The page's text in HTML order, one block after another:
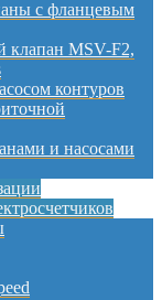
с фланцевым
клапан MSV-F2,
контуров
и насосами